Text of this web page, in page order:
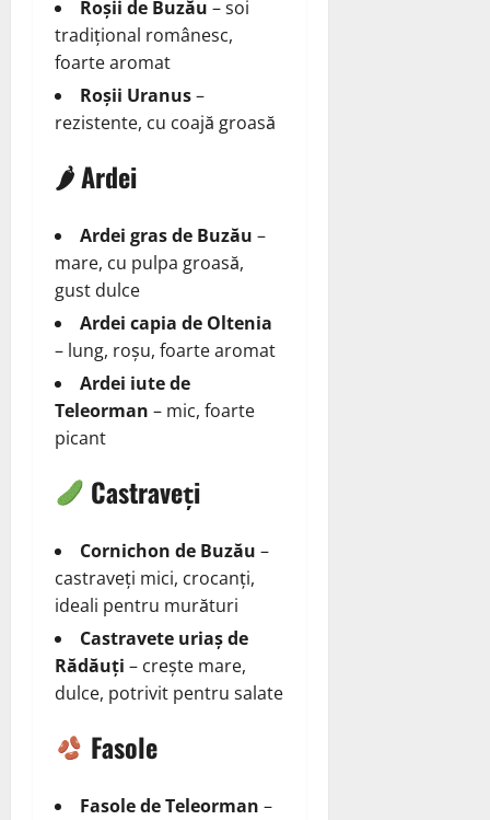
Roșii de Buzău – soi
tradițional românesc,
foarte aromat
Roșii Uranus–
rezistente, cu coajă groasă
🌶 Ardei
Ardei gras de Buzău –
mare, cu pulpa groasă,
gust dulce
Ardei capia de Oltenia
– lung, roșu, foarte aromat
Ardei iute de
Teleorman – mic, foarte
picant
Castraveți
Cornichon de Buzău –
castraveți mici, crocanți,
ideali pentru murături
Castravete uriaș de
Rădăuți – crește mare,
dulce, potrivit pentru salate
Fasole
Fasole de Teleorman –